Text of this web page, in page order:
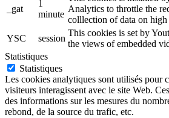
_gat
1
minute
Analytics to throttle the
colllection of data on high
YSC
session
This cookies is set by
the views of embedded
Statistiques
Statistiques
Les cookies analytiques sont utilisés pour
visiteurs interagissent avec le site Web.
des informations sur les mesures du
rebond, de la source du trafic, etc.